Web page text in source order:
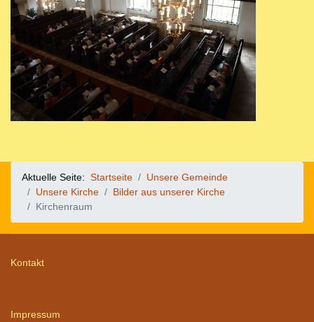
Aktuelle Seite: Startseite
Unsere Gemeinde
Unsere Kirche
Bilder aus unserer Kirche
Kirchenraum
Kontakt
Impressum